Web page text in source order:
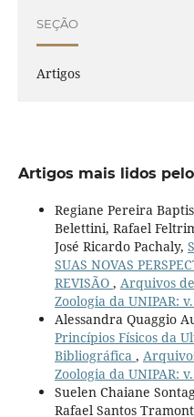
SEÇÃO
Artigos
Artigos mais lidos
Regiane Pereira
Belettini, Rafael
José Ricardo Pachaly,
SUAS NOVAS
REVISÃO , Arquivos
Zoologia da UNIPAR:
Alessandra Quaggio
Princípios Físicos da
Bibliográfica ,
Zoologia da UNIPAR:
Suelen Chaiane
Rafael Santos